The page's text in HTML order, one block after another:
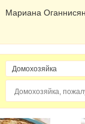
Мариана
Домохозяйка,